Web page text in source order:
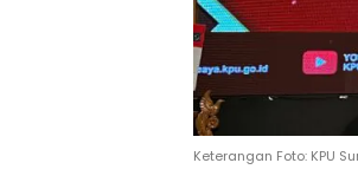
Keterangan Foto: KPU